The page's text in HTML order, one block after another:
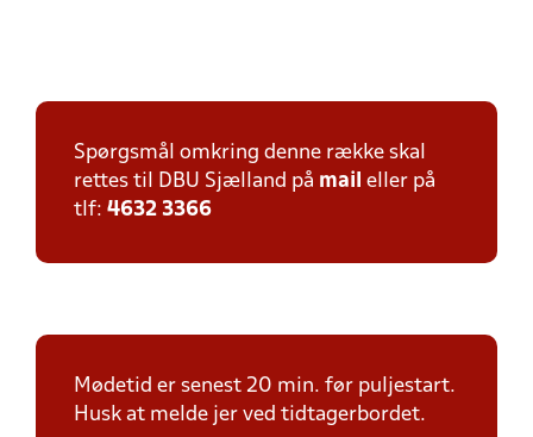
Spørgsmål omkring denne række skal
rettes til DBU Sjælland på mail eller på
tlf: 4632 3366
Mødetid er senest 20 min. før puljestart.
Husk at melde jer ved tidtagerbordet.